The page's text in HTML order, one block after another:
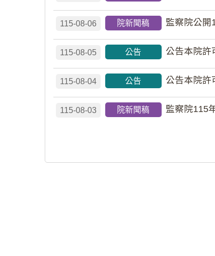
115-08-06 院新聞稿 監察院公開
115-08-05 公告 公告本院許
115-08-04 公告 公告本院許
115-08-03 院新聞稿 監察院115